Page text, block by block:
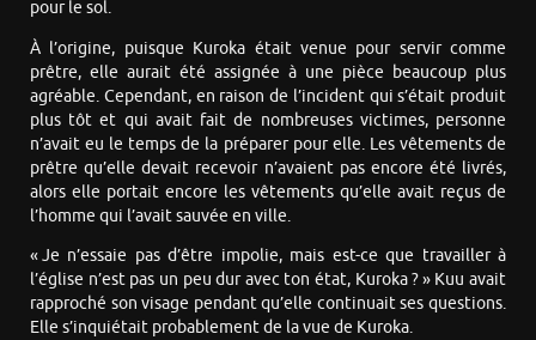
pour le sol.
À l’origine, puisque Kuroka était venue pour servir comme
prêtre, elle aurait été assignée à une pièce beaucoup plus
agréable. Cependant, en raison de l’incident qui s’était produit
plus tôt et qui avait fait de nombreuses victimes, personne
n’avait eu le temps de la préparer pour elle. Les vêtements de
prêtre qu’elle devait recevoir n’avaient pas encore été livrés,
alors elle portait encore les vêtements qu’elle avait reçus de
l’homme qui l’avait sauvée en ville.
« Je n’essaie pas d’être impolie, mais est-ce que travailler à
l’église n’est pas un peu dur avec ton état, Kuroka ? » Kuu avait
rapproché son visage pendant qu’elle continuait ses questions.
Elle s’inquiétait probablement de la vue de Kuroka.